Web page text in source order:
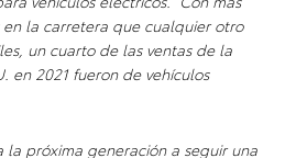
la carretera que cualquier otro
un cuarto de las ventas de la
en 2021 fueron de vehículos
la próxima generación a seguir una